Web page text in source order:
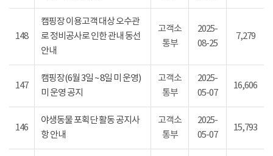
148
캠핑장 이용고객 대상 오수관
로 정비공사로 인한 관내 동선
안내
고객소
통부
2025-
08-25
7,279
147
캠핑장(6월 3일 ~ 8일 미 운영)
미 운영 공지
고객소
통부
2025-
05-07
16,606
146
야생동물 포획단 활동 공지사
항 안내
고객소
통부
2025-
05-07
15,793